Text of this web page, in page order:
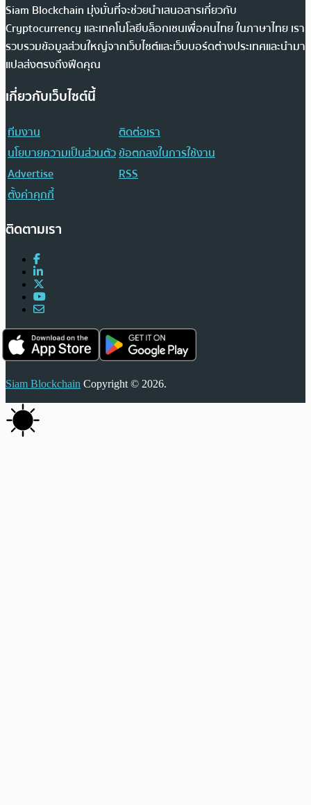
Siam Blockchain มุ่งมั่นที่จะช่วยนำเสนอสารเกี่ยวกับ
Cryptocurrency และเทคโนโลยีบล็อกเชนเพื่อคนไทย ในภาษาไทย เรา
รวบรวมข้อมูลส่วนใหญ่จากเว็บไซต์และเว็บบอร์ดต่างประเทศและนำมา
แปลส่งตรงถึงฟีดคุณ
เกี่ยวกับเว็บไซต์นี้
ทีมงาน
ติดต่อเรา
นโยบายความเป็นส่วนตัวข้อตกลงในการใช้งาน
Advertise
RSS
ตั้งค่าคุกกี้
ติดตามเรา
Siam Blockchain Copyright © 2026.